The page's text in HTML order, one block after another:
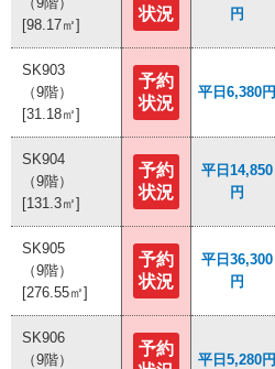
[98.17㎡]
状況
円
SK903
（9階）
[31.18㎡]
予約
状況
平日6,380円
SK904
（9階）
[131.3㎡]
予約
状況
平日14,850
円
SK905
（9階）
[276.55㎡]
予約
状況
平日36,300
円
SK906
（9階）
予約
平日5,280円
[98.17㎡]
状況
円
SK903
（9階）
[31.18㎡]
予約
状況
平日6,380円
SK904
（9階）
[131.3㎡]
予約
状況
平日14,850
円
SK905
（9階）
[276.55㎡]
予約
状況
平日36,300
円
SK906
（9階）
予約
平日5,280円